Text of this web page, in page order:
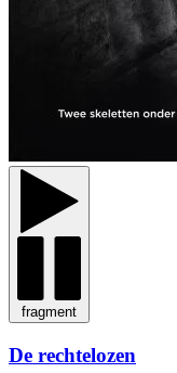
fragment
De rechtelozen